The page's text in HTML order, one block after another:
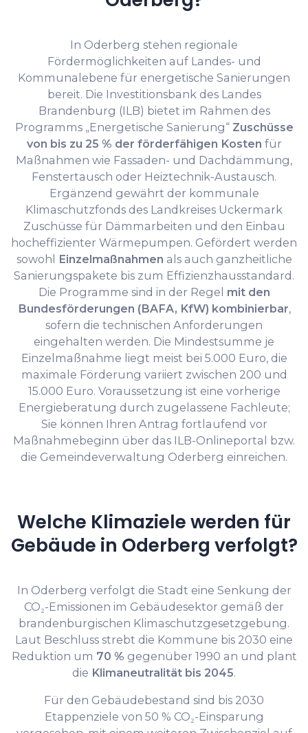
In Oderberg stehen regionale
Fördermöglichkeiten auf Landes- und
Kommunalebene für energetische Sanierungen
bereit. Die Investitionsbank des Landes
Brandenburg (ILB) bietet im Rahmen des
Programms „Energetische Sanierung“ Zuschüsse
von bis zu 25 % der förderfähigen Kosten für
Maßnahmen wie Fassaden- und Dachdämmung,
Fenstertausch oder Heiztechnik-Austausch.
Ergänzend gewährt der kommunale
Klimaschutzfonds des Landkreises Uckermark
Zuschüsse für Dämmarbeiten und den Einbau
hocheffizienter Wärmepumpen. Gefördert werden
sowohl Einzelmaßnahmen als auch ganzheitliche
Sanierungspakete bis zum Effizienzhausstandard.
Die Programme sind in der Regel mit den
Bundesförderungen (BAFA, KfW) kombinierbar,
sofern die technischen Anforderungen
eingehalten werden. Die Mindestsumme je
Einzelmaßnahme liegt meist bei 5.000 Euro, die
maximale Förderung variiert zwischen 200 und
15.000 Euro. Voraussetzung ist eine vorherige
Energieberatung durch zugelassene Fachleute;
Sie können Ihren Antrag fortlaufend vor
Maßnahmebeginn über das ILB-Onlineportal bzw.
die Gemeindeverwaltung Oderberg einreichen.
Welche Klimaziele werden für
Gebäude in Oderberg verfolgt?
In Oderberg verfolgt die Stadt eine Senkung der
CO₂-Emissionen im Gebäudesektor gemäß der
brandenburgischen Klimaschutzgesetzgebung.
Laut Beschluss strebt die Kommune bis 2030 eine
Reduktion um 70 % gegenüber 1990 an und plant
die Klimaneutralität bis 2045.
Für den Gebäudebestand sind bis 2030
Etappenziele von 50 % CO₂-Einsparung